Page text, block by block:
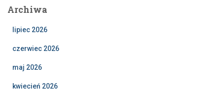
Archiwa
lipiec 2026
czerwiec 2026
maj 2026
kwiecień 2026